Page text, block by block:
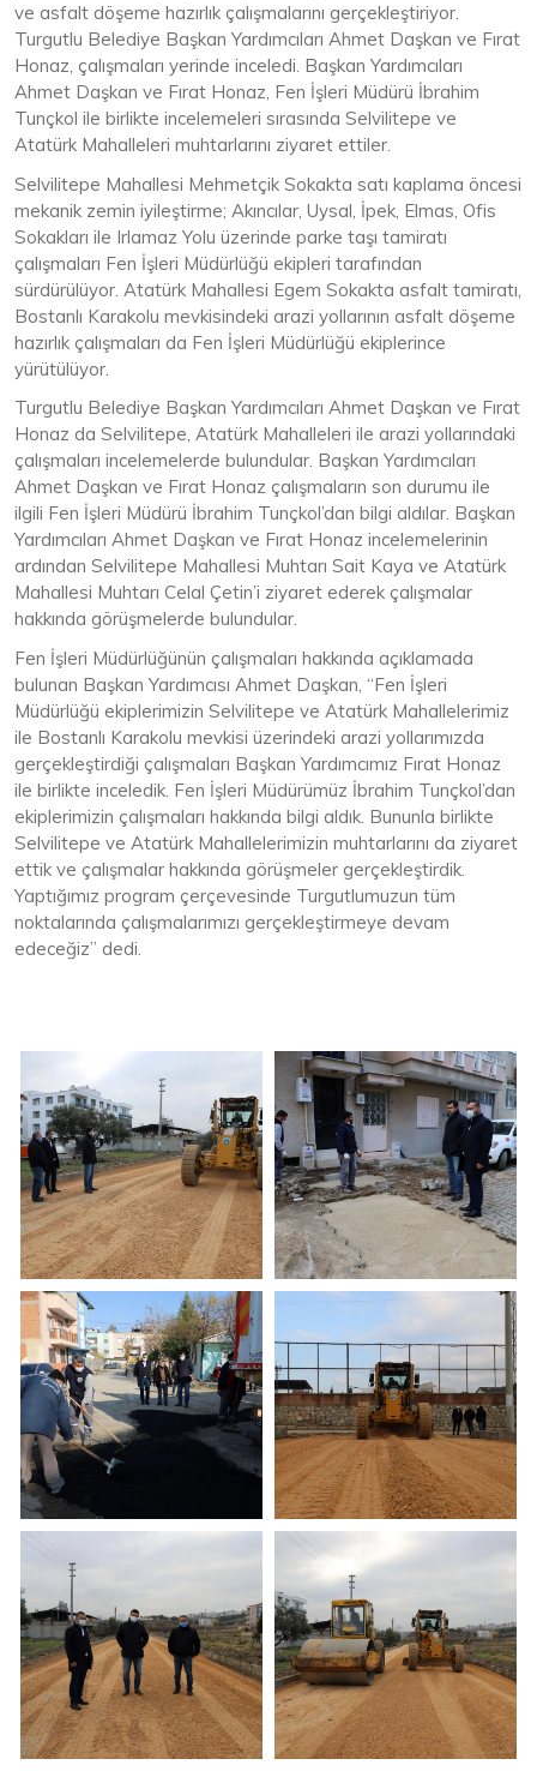
ve asfalt döşeme hazırlık çalışmalarını gerçekleştiriyor.
Turgutlu Belediye Başkan Yardımcıları Ahmet Daşkan ve Fırat
Honaz, çalışmaları yerinde inceledi. Başkan Yardımcıları
Ahmet Daşkan ve Fırat Honaz, Fen İşleri Müdürü İbrahim
Tunçkol ile birlikte incelemeleri sırasında Selvilitepe ve
Atatürk Mahalleleri muhtarlarını ziyaret ettiler.
Selvilitepe Mahallesi Mehmetçik Sokakta satı kaplama öncesi
mekanik zemin iyileştirme; Akıncılar, Uysal, İpek, Elmas, Ofis
Sokakları ile Irlamaz Yolu üzerinde parke taşı tamiratı
çalışmaları Fen İşleri Müdürlüğü ekipleri tarafından
sürdürülüyor. Atatürk Mahallesi Egem Sokakta asfalt tamiratı,
Bostanlı Karakolu mevkisindeki arazi yollarının asfalt döşeme
hazırlık çalışmaları da Fen İşleri Müdürlüğü ekiplerince
yürütülüyor.
Turgutlu Belediye Başkan Yardımcıları Ahmet Daşkan ve Fırat
Honaz da Selvilitepe, Atatürk Mahalleleri ile arazi yollarındaki
çalışmaları incelemelerde bulundular. Başkan Yardımcıları
Ahmet Daşkan ve Fırat Honaz çalışmaların son durumu ile
ilgili Fen İşleri Müdürü İbrahim Tunçkol’dan bilgi aldılar. Başkan
Yardımcıları Ahmet Daşkan ve Fırat Honaz incelemelerinin
ardından Selvilitepe Mahallesi Muhtarı Sait Kaya ve Atatürk
Mahallesi Muhtarı Celal Çetin’i ziyaret ederek çalışmalar
hakkında görüşmelerde bulundular.
Fen İşleri Müdürlüğünün çalışmaları hakkında açıklamada
bulunan Başkan Yardımcısı Ahmet Daşkan, “Fen İşleri
Müdürlüğü ekiplerimizin Selvilitepe ve Atatürk Mahallelerimiz
ile Bostanlı Karakolu mevkisi üzerindeki arazi yollarımızda
gerçekleştirdiği çalışmaları Başkan Yardımcımız Fırat Honaz
ile birlikte inceledik. Fen İşleri Müdürümüz İbrahim Tunçkol’dan
ekiplerimizin çalışmaları hakkında bilgi aldık. Bununla birlikte
Selvilitepe ve Atatürk Mahallelerimizin muhtarlarını da ziyaret
ettik ve çalışmalar hakkında görüşmeler gerçekleştirdik.
Yaptığımız program çerçevesinde Turgutlumuzun tüm
noktalarında çalışmalarımızı gerçekleştirmeye devam
edeceğiz” dedi.